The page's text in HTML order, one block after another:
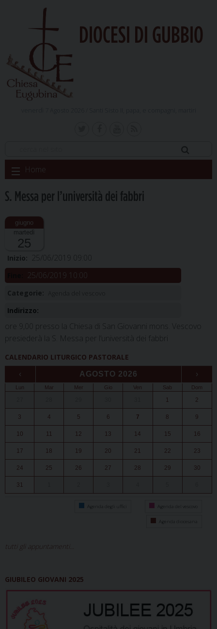
DIOCESI DI GUBBIO
Skip
to
Home
S. Messa per l’università dei fabbri
martedì
25
Inizio: 25/06/2019 09:00
25/06/2019 10:00
Categorie:
Indirizzo:
ore 9,00 presso la Chiesa di San Giovanni mons. Vescovo
presiederà la S. Messa per l’università dei fabbri
CALENDARIO LITURGICO PASTORALE
‹ AGOSTO 2026 ›
Lun Mar Mer Gio Ven Sab Dom
1 2
3 4 5 6 7 8 9
10 11 12 13 14 15 16
17 18 19 20 21 22 23
24 25 26 27 28 29 30
31
Agenda degli uffici Agenda del vescovo
Agenda diocesana
tutti gli appuntamenti...
GIUBILEO GIOVANI 2025